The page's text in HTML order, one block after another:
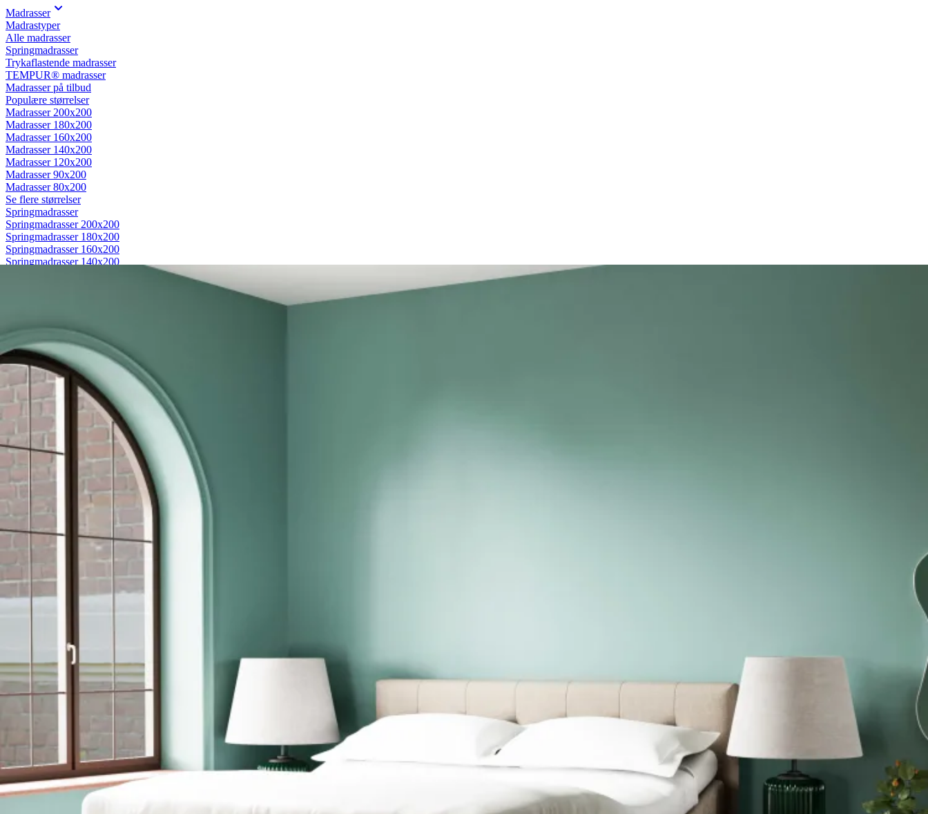
Madrasser
Madrastyper
Alle madrasser
Springmadrasser
Trykaflastende madrasser
TEMPUR® madrasser
Madrasser på tilbud
Populære størrelser
Madrasser 200x200
Madrasser 180x200
Madrasser 160x200
Madrasser 140x200
Madrasser 120x200
Madrasser 90x200
Madrasser 80x200
Se flere størrelser
Springmadrasser
Springmadrasser 200x200
Springmadrasser 180x200
Springmadrasser 160x200
Springmadrasser 140x200
Trykaflastende madrasser 200x200
Trykaflastende madrasser 180x200
Trykaflastende madrasser 160x200
Trykaflastende madrasser 140x200
Trykaflastende madrasser 120x200
Trykaflastende madrasser 90x200
Trykaflastende madrasser 80x200
Se flere størrelser
Topmadrasser
Topmadras typer
Alle topmadrasser
Latex topmadrasser
Memoryskum topmadrasser
Topmadrasser til elevationssenge
Topmadrasser på tilbud
Populære størrelser
Topmadrasser 200x200
Topmadrasser 180x200
Topmadrasser 160x200
Topmadrasser 140x200
Se flere størrelser
Latex topmadrasser
Latex topmadrasser 180x210
Latex topmadrasser 180x200
Latex topmadrasser 160x200
Latex topmadrasser 120x200
Memoryskum topmadrasser
Memoryskum topmadrasser 180x210
Memoryskum topmadrasser 180x200
Memoryskum topmadrasser 160x200